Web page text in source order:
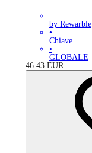
by Rewarble
•
Chiave
•
GLOBALE
46.43 EUR